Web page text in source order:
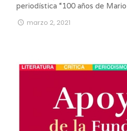
periodística “100 años de
marzo 2, 2021